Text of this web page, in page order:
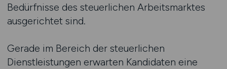
Bedürfnisse des steuerlichen Arbeitsmarktes
ausgerichtet sind.
Gerade im Bereich der steuerlichen
Dienstleistungen erwarten Kandidaten eine